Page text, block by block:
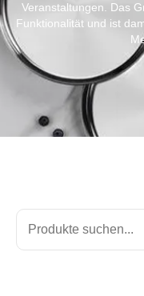
Veranstaltungen. Das
Funktionalität und ist